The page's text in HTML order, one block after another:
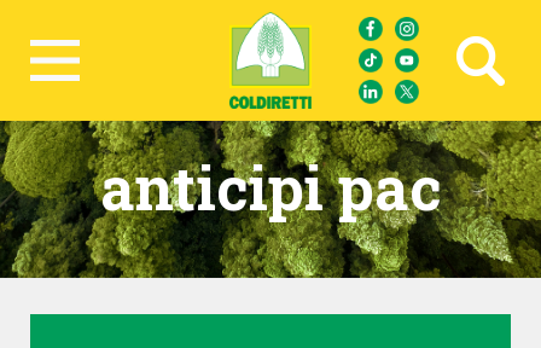
Ricerca avanzata
anticipi pac